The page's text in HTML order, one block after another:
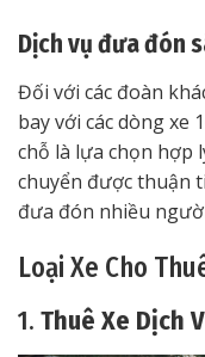
Dịch vụ đưa đón
Đối với các đoàn
bay với các dòng xe
chỗ là lựa chọn hợp
chuyển được thuận
đưa đón nhiều
Loại Xe Cho
1. Thuê Xe Dịch